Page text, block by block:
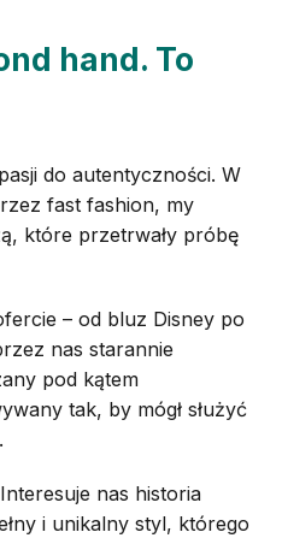
hand. To
do autentyczności. W
fast fashion, my
które przetrwały próbę
– od bluz Disney po
nas starannie
pod kątem
tak, by mógł służyć
nas historia
i unikalny styl, którego